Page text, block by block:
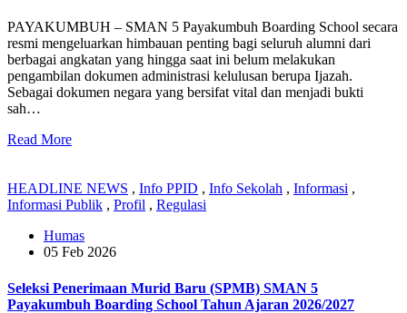
PAYAKUMBUH – SMAN 5 Payakumbuh Boarding School secara
resmi mengeluarkan himbauan penting bagi seluruh alumni dari
berbagai angkatan yang hingga saat ini belum melakukan
pengambilan dokumen administrasi kelulusan berupa Ijazah.
Sebagai dokumen negara yang bersifat vital dan menjadi bukti
sah…
Read More
HEADLINE NEWS , Info PPID , Info Sekolah , Informasi ,
Informasi Publik , Profil , Regulasi
Humas
05 Feb 2026
Seleksi Penerimaan Murid Baru (SPMB) SMAN 5
Payakumbuh Boarding School Tahun Ajaran 2026/2027